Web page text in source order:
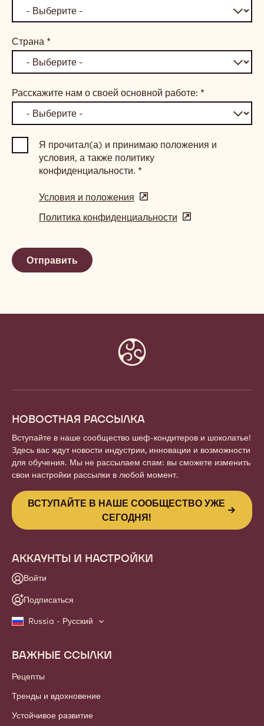
Страна *
Расскажите нам о своей основной работе: *
Я прочитал(а) и принимаю положения и
условия, а также политику
конфиденциальности. *
Условия и положения (opens
a
Политика конфиденциальности (opens
НОВОСТНАЯ РАССЫЛКА
Вступайте в наше сообщество шеф-кондитеров и шоколатье!
Здесь вас ждут новости индустрии, инновации и возможности
для обучения. Мы не рассылаем спам: вы сможете изменить
свои настройки рассылки в любой момент.
ВСТУПАЙТЕ В НАШЕ СООБЩЕСТВО УЖЕ
СЕГОДНЯ!
АККАУНТЫ И НАСТРОЙКИ
Войти
Подписаться
Russia - Русский
Footer
Callebaut
ВАЖНЫЕ ССЫЛКИ
Рецепты
Тренды и вдохновение
Устойчивое развитие